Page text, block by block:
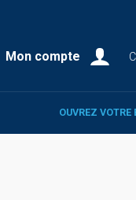
Mon compte
OUVREZ VOTRE